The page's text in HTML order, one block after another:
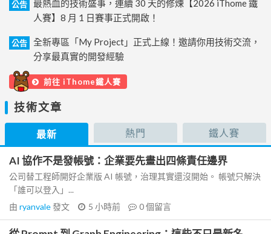
公告
最熱血的技術盛事，連續 30 天的修煉【2026 iThome 鐵
人賽】8 月 1 日賽事正式開啟！
公告
全新專區「My Project」正式上線！邀請你用技術交流，
分享最真實的開發經驗
前往 iThome鐵人賽
技術文章
最新 熱門 鐵人賽
AI 協作不是發帳號：企業要先畫出四條責任邊界
公司替工程師開好企業版 AI 帳號，治理其實還沒開始。 帳號只解決
「誰可以登入」...
由 ryanvale發文 5 小時前 0個留言